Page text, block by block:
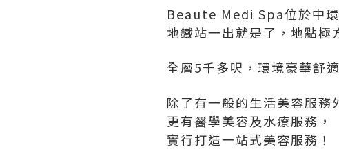
Beaute Medi Spa位於中
地鐵站一出就是了，地點極
全層5千多呎，環境豪華舒
除了有一般的生活美容服務
更有醫學美容及水療服務，
實行打造一站式美容服務！